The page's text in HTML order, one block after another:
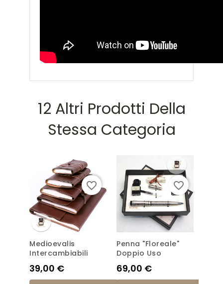
12 Altri Prodotti Della
Stessa Categoria
Medioevalis
Intercambiabili
Prezzo
39,00 €
favorite_border
Penna "Floreale"
Doppio Uso
Prezzo
69,00 €
favorite_border